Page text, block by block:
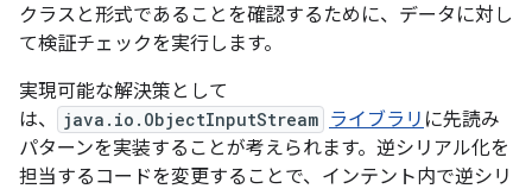
クラスと形式であることを確認するために、データに対し
て検証チェックを実行します。
実現可能な解決策として
は、
java.io.ObjectInputStream ライブラリ に先読み
パターンを実装することが考えられます。逆シリアル化を
担当するコードを変更することで、インテント内で逆シリ